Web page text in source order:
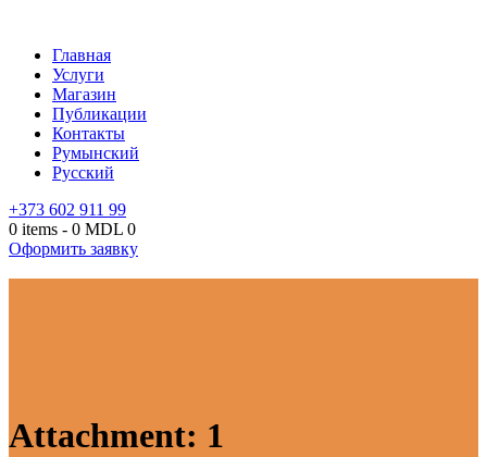
Главная
Услуги
Магазин
Публикации
Контакты
Румынский
Русский
+373 602 911 99
0 items - 0 MDL 0
Оформить заявку
Attachment: 1